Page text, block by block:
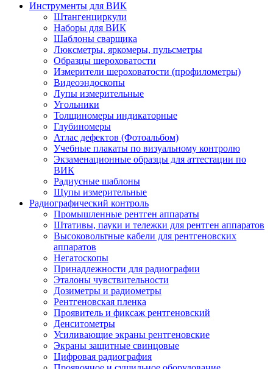
Инструменты для ВИК
Штангенциркули
Наборы для ВИК
Шаблоны сварщика
Люксметры, яркомеры, пульсметры
Образцы шероховатости
Измерители шероховатости (профилометры)
Видеоэндоскопы
Лупы измерительные
Угольники
Толщиномеры индикаторные
Глубиномеры
Атлас дефектов (Фотоальбом)
Учебные плакаты по визуальному контролю
Экзаменационные образцы для аттестации по
ВИК
Радиусные шаблоны
Щупы измерительные
Радиографический контроль
Промышленные рентген аппараты
Штативы, пауки и тележки для рентген аппаратов
Высоковольтные кабели для рентгеновских
аппаратов
Негатоскопы
Принадлежности для радиографии
Эталоны чувствительности
Дозиметры и радиометры
Рентгеновская пленка
Проявитель и фиксаж рентгеновский
Денситометры
Усиливающие экраны рентгеновские
Экраны защитные свинцовые
Цифровая радиография